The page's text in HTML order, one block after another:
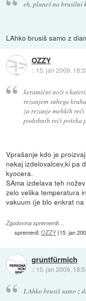
eh, pluneš na brusilni
LAhko brusiš samo z
OZZY
:: 15. jan 2009,
keramični noži s
rezanjem suhega
za rezanje mehkih
podobnih reči poteka
Vprašanje kdo je
nekaj izdelovalcev,ki pa
kyocera.
SAma izdelava teh
zelo velika temperatura
vakuum (je blo enkrat
Zgodovina sprememb…
spremenil:OZZY(15. jan
gruntfürmich
:: 15. jan 2009,
LAhko brusiš samo z